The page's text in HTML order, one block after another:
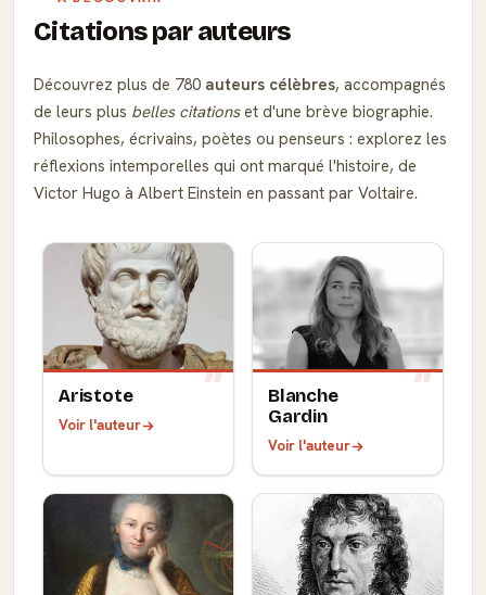
Citations par auteurs
Découvrez plus de 780 auteurs célèbres, accompagnés
de leurs plus belles citationset d'une brève biographie.
Philosophes, écrivains, poètes ou penseurs : explorez les
réflexions intemporelles qui ont marqué l'histoire, de
Victor Hugo à Albert Einstein en passant par Voltaire.
Aristote
Voir l'auteur
Blanche
Gardin
Voir l'auteur